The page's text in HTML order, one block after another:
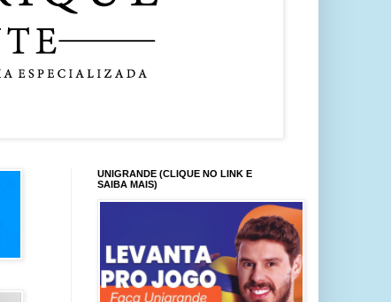
UNIGRANDE (CLIQUE NO LINK E
SAIBA MAIS)